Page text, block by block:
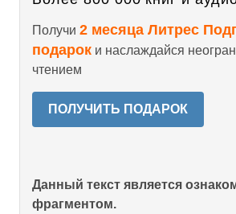
Получи 2 месяца Литрес
подарок и наслаждайся
чтением
ПОЛУЧИТЬ ПОДАРОК
Данный текст является
фрагментом.